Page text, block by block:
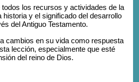
los recursos y actividades de la
historia y el significado del desarrollo
del Antiguo Testamento.
cambios en su vida como respuesta
lección, especialmente que esté
del reino de Dios.